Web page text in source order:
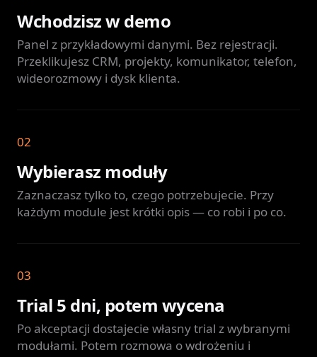
Wchodzisz w demo
Panel z przykładowymi danymi. Bez rejestracji.
Przeklikujesz CRM, projekty, komunikator, telefon,
wideorozmowy i dysk klienta.
02
Wybierasz moduły
Zaznaczasz tylko to, czego potrzebujecie. Przy
każdym module jest krótki opis — co robi i po co.
03
Trial 5 dni, potem wycena
Po akceptacji dostajecie własny trial z wybranymi
modułami. Potem rozmowa o wdrożeniu i